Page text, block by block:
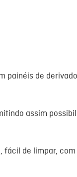
painéis de
assim
de limpar,